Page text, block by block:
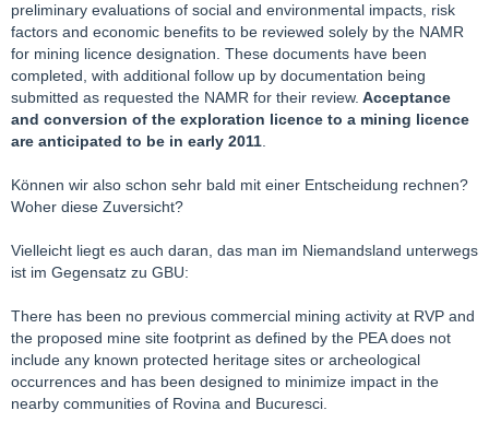
preliminary evaluations of social and environmental impacts, risk
factors and economic benefits to be reviewed solely by the NAMR
for mining licence designation. These documents have been
completed, with additional follow up by documentation being
submitted as requested the NAMR for their review. Acceptance
and conversion of the exploration licence to a mining licence
are anticipated to be in early 2011
Können wir also schon sehr bald mit einer Entscheidung rechnen?
Woher diese Zuversicht?
Vielleicht liegt es auch daran, das man im Niemandsland unterwegs
ist im Gegensatz zu GBU:
There has been no previous commercial mining activity at RVP and
the proposed mine site footprint as defined by the PEA does not
include any known protected heritage sites or archeological
occurrences and has been designed to minimize impact in the
nearby communities of Rovina and Bucuresci.